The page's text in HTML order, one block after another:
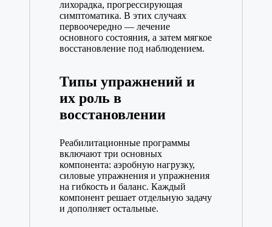
лихорадка, прогрессирующая
симптоматика. В этих случаях
первоочередно — лечение
основного состояния, а затем мягкое
восстановление под наблюдением.
Типы упражнений и
их роль в
восстановлении
Реабилитационные программы
включают три основных
компонента: аэробную нагрузку,
силовые упражнения и упражнения
на гибкость и баланс. Каждый
компонент решает отдельную задачу
и дополняет остальные.